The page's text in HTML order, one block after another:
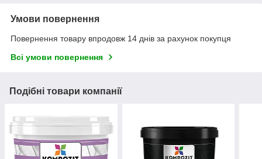
Умови повернення
Повернення товару впродовж 14 днів за рахунок покупця
Всі умови повернення
Подібні товари компанії